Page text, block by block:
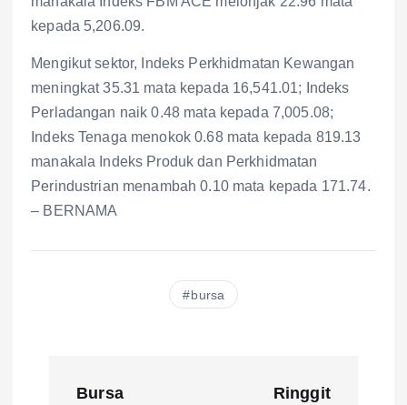
kepada 5,206.09.
Mengikut sektor, Indeks Perkhidmatan Kewangan
meningkat 35.31 mata kepada 16,541.01; Indeks
Perladangan naik 0.48 mata kepada 7,005.08;
Indeks Tenaga menokok 0.68 mata kepada 819.13
manakala Indeks Produk dan Perkhidmatan
Perindustrian menambah 0.10 mata kepada 171.74.
– BERNAMA
bursa
Bursa
Ringgit